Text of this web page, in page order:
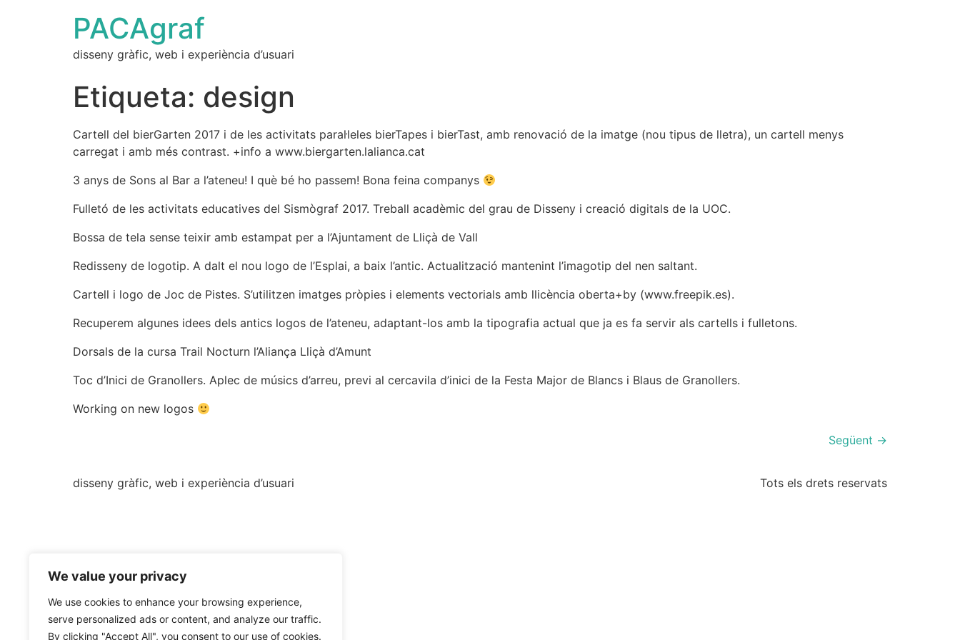
We value your privacy
We use cookies to enhance your browsing experience,
serve personalized ads or content, and analyze our traffic.
By clicking "Accept All", you consent to our use of cookies.
PACAgraf
disseny gràfic, web i experiència d’usuari
Etiqueta: design
Cartell del bierGarten 2017 i de les activitats paral·leles bierTapes i bierTast, amb renovació de la imatge (nou tipus de lletra), un cartell menys
carregat i amb més contrast. +info a www.biergarten.lalianca.cat
3 anys de Sons al Bar a l’ateneu! I què bé ho passem! Bona feina companys
Fulletó de les activitats educatives del Sismògraf 2017. Treball acadèmic del grau de Disseny i creació digitals de la UOC.
Bossa de tela sense teixir amb estampat per a l’Ajuntament de Lliçà de Vall
Redisseny de logotip. A dalt el nou logo de l’Esplai, a baix l’antic. Actualització mantenint l’imagotip del nen saltant.
Cartell i logo de Joc de Pistes. S’utilitzen imatges pròpies i elements vectorials amb llicència oberta+by (www.freepik.es).
Recuperem algunes idees dels antics logos de l’ateneu, adaptant-los amb la tipografia actual que ja es fa servir als cartells i fulletons.
Dorsals de la cursa Trail Nocturn l’Aliança Lliçà d’Amunt
Toc d’Inici de Granollers. Aplec de músics d’arreu, previ al cercavila d’inici de la Festa Major de Blancs i Blaus de Granollers.
Working on new logos
Següent →
disseny gràfic, web i experiència d’usuari Tots els drets reservats